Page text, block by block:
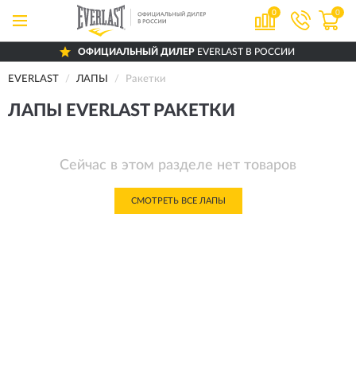
0 0
ОФИЦИАЛЬНЫЙ ДИЛЕР EVERLAST В РОССИИ
EVERLAST ЛАПЫ Ракетки
ЛАПЫ EVERLAST РАКЕТКИ
Сейчас в этом разделе нет товаров
СМОТРЕТЬ ВСЕ ЛАПЫ